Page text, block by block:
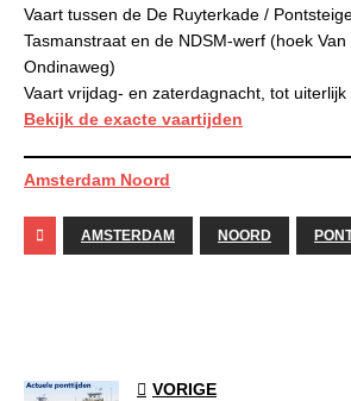
Vaart tussen de De Ruyterkade /
Tasmanstraat en de NDSM-werf (hoek
Ondinaweg)
Vaart vrijdag- en zaterdagnacht, tot uiterlijk
Bekijk de exacte vaartijden
Amsterdam Noord
AMSTERDAM NOORD
VORIGE